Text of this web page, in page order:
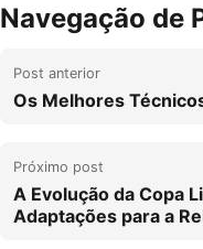
Navegação de
Post anterior
Os Melhores
Próximo post
A Evolução da Copa
Adaptações para a